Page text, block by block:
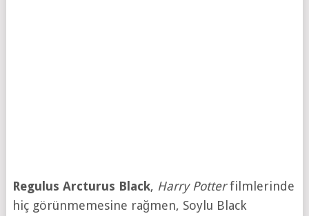
Regulus Arcturus Black, Harry Potterfilmlerinde
hiç görünmemesine rağmen, Soylu Black